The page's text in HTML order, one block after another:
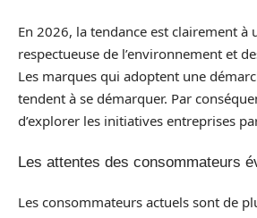
En 2026, la tendance est clairement à
respectueuse de l’environnement et
Les marques qui adoptent une
tendent à se démarquer. Par
d’explorer les initiatives entreprises
Les attentes des consommateurs
Les consommateurs actuels sont de